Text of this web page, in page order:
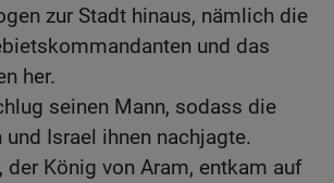
zur Stadt hinaus, nämlich die
und das
her.
seinen Mann, sodass die
Israel ihnen nachjagte.
der König von Aram, entkam auf